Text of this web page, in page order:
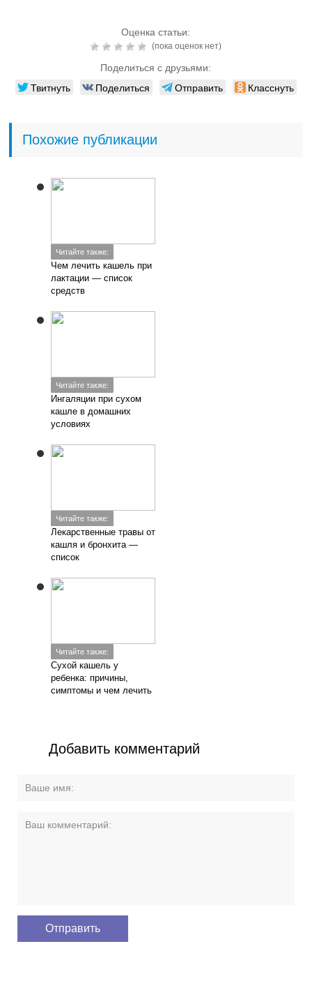
Оценка статьи:
(пока оценок нет)
Поделиться с друзьями:
Твитнуть Поделиться Отправить Класснуть
Похожие публикации
Читайте также:
Чем лечить кашель при
лактации — список
средств
Читайте также:
Ингаляции при сухом
кашле в домашних
условиях
Читайте также:
Лекарственные травы от
кашля и бронхита —
список
Читайте также:
Сухой кашель у
ребенка: причины,
симптомы и чем лечить
Добавить комментарий